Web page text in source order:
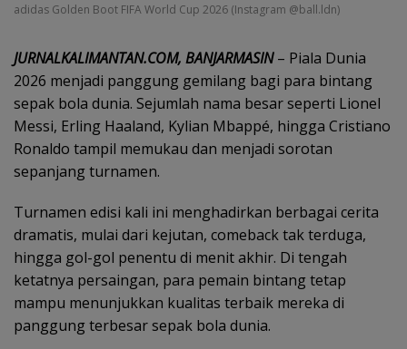
adidas Golden Boot FIFA World Cup 2026 (Instagram @ball.ldn)
JURNALKALIMANTAN.COM, BANJARMASIN – Piala Dunia
2026 menjadi panggung gemilang bagi para bintang
sepak bola dunia. Sejumlah nama besar seperti Lionel
Messi, Erling Haaland, Kylian Mbappé, hingga Cristiano
Ronaldo tampil memukau dan menjadi sorotan
sepanjang turnamen.
Turnamen edisi kali ini menghadirkan berbagai cerita
dramatis, mulai dari kejutan, comeback tak terduga,
hingga gol-gol penentu di menit akhir. Di tengah
ketatnya persaingan, para pemain bintang tetap
mampu menunjukkan kualitas terbaik mereka di
panggung terbesar sepak bola dunia.